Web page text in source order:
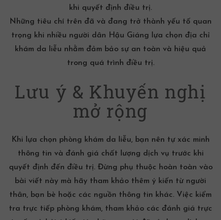
khi quyết định điều trị.
Những tiêu chí trên đã và đang trở thành yếu tố quan
trọng khi nhiều người dân Hậu Giáng lựa chọn địa chỉ
khám da liễu nhằm đảm bảo sự an toàn và hiệu quả
trong quá trình điều trị.
Lưu ý & Khuyến nghị
mở rộng
Khi lựa chọn phòng khám da liễu, bạn nên tự xác minh
thông tin và đánh giá chất lượng dịch vụ trước khi
quyết định đến điều trị. Đừng phụ thuộc hoàn toàn vào
bài viết này mà hãy tham khảo thêm ý kiến từ người
thân, bạn bè hoặc các nguồn thông tin khác. Việc kiểm
tra trực tiếp phòng khám, tham khảo các đánh giá trực